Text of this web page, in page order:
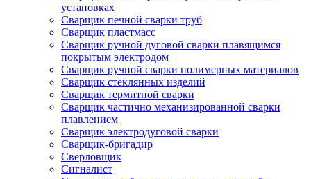
установках
Сварщик печной сварки труб
Сварщик пластмасс
Сварщик ручной дуговой сварки плавящимся
покрытым электродом
Сварщик ручной сварки полимерных материалов
Сварщик стеклянных изделий
Сварщик термитной сварки
Сварщик частично механизированной сварки
плавлением
Сварщик электродуговой сварки
Сварщик-бригадир
Сверловщик
Сигналист